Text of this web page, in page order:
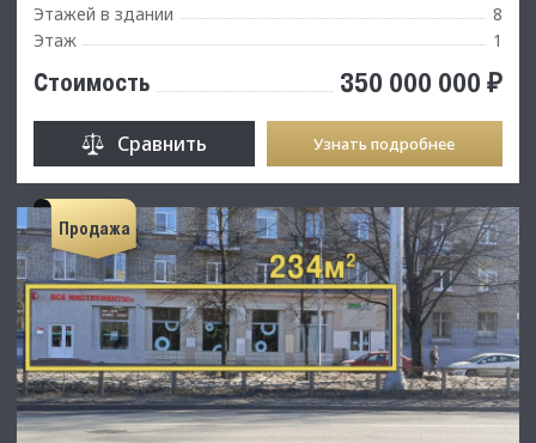
Этажей в здании
8
Этаж
1
Стоимость 350 000 000 ₽
Сравнить Узнать подробнее
Продажа